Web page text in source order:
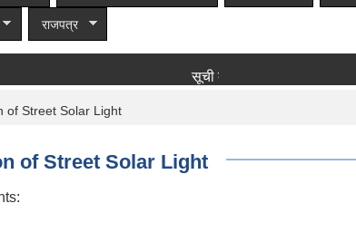
राजपत्र
सूची दर्ता आह्वान सम्बन्धी सूचना!!!!!!!!!!
of Street Solar Light
of Street Solar Light